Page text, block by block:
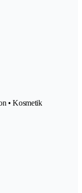
• Kosmetik